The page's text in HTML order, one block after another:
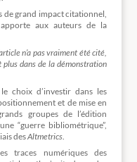
de grand impact citationnel,
aux auteurs de la
n’a pas vraiment été cité,
plus dans de la démonstration
choix d’investir dans les
et de mise en
groupes de l’édition
“guerre bibliométrique”,
desAltmetrics.
traces numériques des